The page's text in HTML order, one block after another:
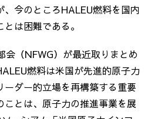
、今のところHALEU燃料を国内
は困難である。
会（NFWG）が最近取りまとめ
燃料は米国が先進的原子力
ーダー的立場を再構築する重要
ことは、原子力の推進事業を展